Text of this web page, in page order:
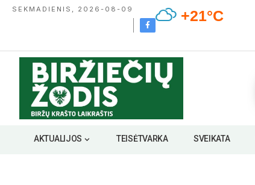
SEKMADIENIS, 2026-08-09 +21°C
AKTUALIJOS TEISĖTVARKA SVEIKATA